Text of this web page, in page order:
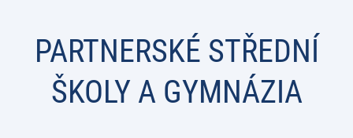
PARTNERSKÉ STŘEDNÍ
ŠKOLY A GYMNÁZIA